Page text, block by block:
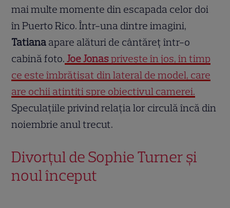
mai multe momente din escapada celor doi
în Puerto Rico. Într-una dintre imagini,
Tatiana apare alături de cântăreț într-o
cabină foto. Joe Jonasprivește în jos, în timp
ce este îmbrățișat din lateral de model, care
are ochii ațintiți spre obiectivul camerei.
Speculațiile privind relația lor circulă încă din
noiembrie anul trecut.
Divorțul de Sophie Turner și
noul început